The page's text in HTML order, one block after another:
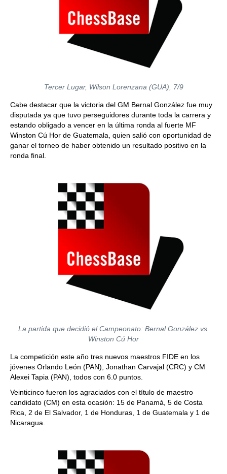
Tercer Lugar, Wilson Lorenzana (GUA), 7/9
Cabe destacar que la victoria del GM Bernal González fue muy
disputada ya que tuvo perseguidores durante toda la carrera y
estando obligado a vencer en la última ronda al fuerte MF
Winston Cú Hor de Guatemala, quien salió con oportunidad de
ganar el torneo de haber obtenido un resultado positivo en la
ronda final.
La partida que decidió el Campeonato: Bernal González vs.
Winston Cú Hor
La competición este año tres nuevos maestros FIDE en los
jóvenes Orlando León (PAN), Jonathan Carvajal (CRC) y CM
Alexei Tapia (PAN), todos con 6.0 puntos.
Veinticinco fueron los agraciados con el título de maestro
candidato (CM) en esta ocasión: 15 de Panamá, 5 de Costa
Rica, 2 de El Salvador, 1 de Honduras, 1 de Guatemala y 1 de
Nicaragua.